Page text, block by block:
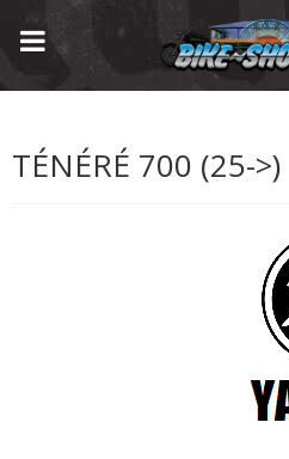
TÉNÉRÉ 700 (25->)